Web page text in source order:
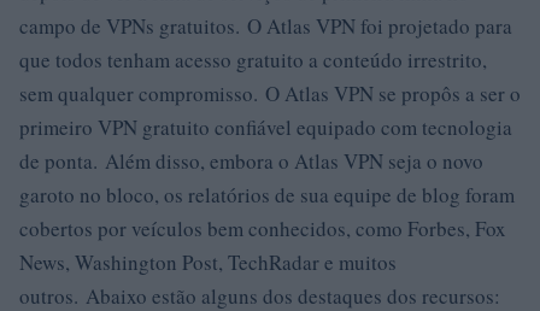
campo de VPNs gratuitos. O Atlas VPN foi projetado para
que todos tenham acesso gratuito a conteúdo irrestrito,
sem qualquer compromisso. O Atlas VPN se propôs a ser o
primeiro VPN gratuito confiável equipado com tecnologia
de ponta. Além disso, embora o Atlas VPN seja o novo
garoto no bloco, os relatórios de sua equipe de blog foram
cobertos por veículos bem conhecidos, como Forbes, Fox
News, Washington Post, TechRadar e muitos
outros. Abaixo estão alguns dos destaques dos recursos: